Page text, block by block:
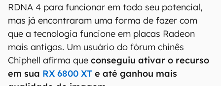
RDNA 4 para funcionar em todo seu potencial,
mas já encontraram uma forma de fazer com
que a tecnologia funcione em placas Radeon
mais antigas. Um usuário do fórum chinês
Chiphell afirma que conseguiu ativar o recurso
em sua RX 6800 XT e até ganhou mais